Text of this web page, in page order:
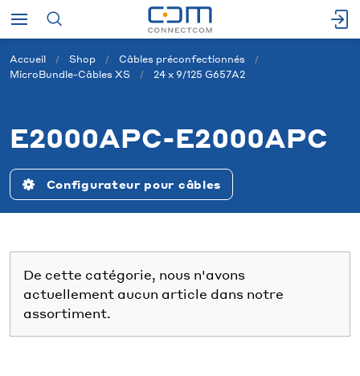
Accueil Shop
Câbles préconfectionnés
MicroBundle-Câbles XS
24 x 9/125 G657A2
E2000APC-E2000APC
Configurateur pour câbles
De cette catégorie, nous n'avons
actuellement aucun article dans notre
assortiment.